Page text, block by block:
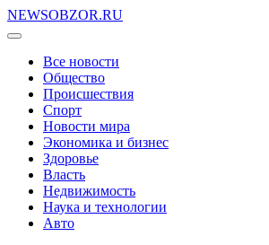
NEWSOBZOR.RU
Все новости
Общество
Происшествия
Спорт
Новости мира
Экономика и бизнес
Здоровье
Власть
Недвижимость
Наука и технологии
Авто